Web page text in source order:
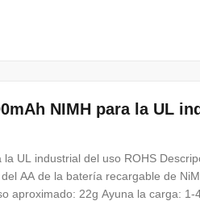
NIMH para la UL
UL industrial del uso ROHS
AA de la batería recargable de
aproximado: 22g Ayuna la carga: 1-